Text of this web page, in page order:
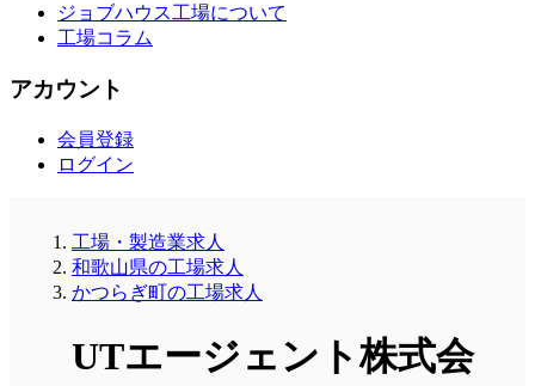
ジョブハウス工場について
工場コラム
アカウント
会員登録
ログイン
工場・製造業求人
和歌山県の工場求人
かつらぎ町の工場求人
UTエージェント株式会